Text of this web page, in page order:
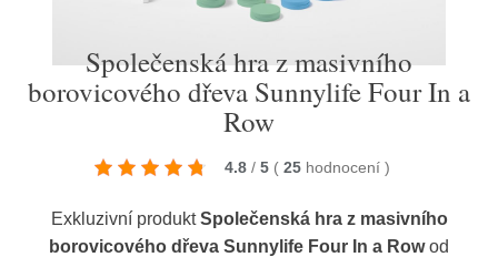
Společenská hra z masivního
borovicového dřeva Sunnylife Four In a
Row
4.8 / 5 ( 25 hodnocení )
Exkluzivní produktSpolečenská hra z masivního
borovicového dřeva Sunnylife Four In a Rowod